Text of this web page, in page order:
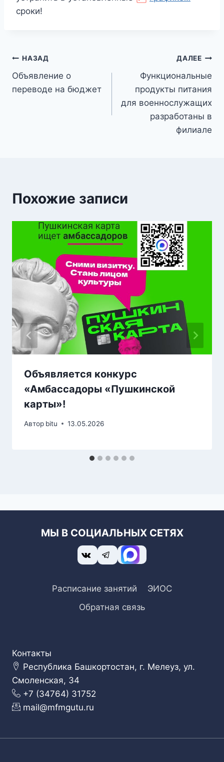
сроки!
Навигация
по
НАЗАД
Объявление о
переводе на бюджет
ДАЛЕЕ
Функциональные
продукты питания
для военнослужащих
разработаны в
филиале
Похожие записи
Объявляется конкурс
«Амбассадоры «Пушкинской
карты»!
Автор bitu 13.05.2026
МЫ В СОЦИАЛЬНЫХ СЕТЯХ
Расписание занятий
ЭИОС
Обратная связь
Контакты
Республика Башкортостан, г. Мелеуз, ул.
Смоленская, 34
+7 (34764) 31752
mail@mfmgutu.ru